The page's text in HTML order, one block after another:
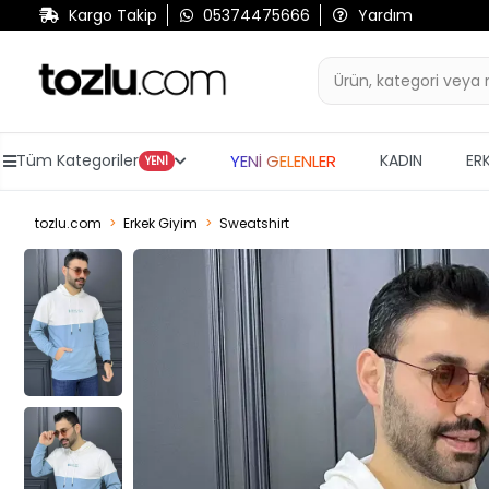
Kargo Takip 05374475666 Yardım
Tüm Kategoriler YENİ YENİ GELENLER KADIN
tozlu.com Erkek Giyim Sweatshirt